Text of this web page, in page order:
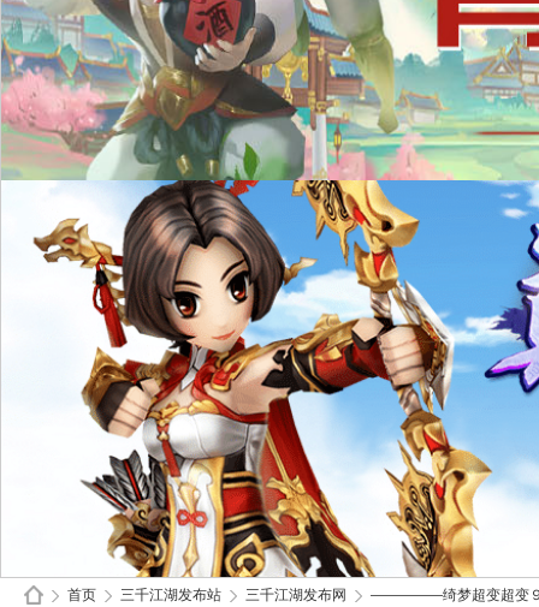
首页 三千江湖发布站 三千江湖发布网 —————绮梦超变超变